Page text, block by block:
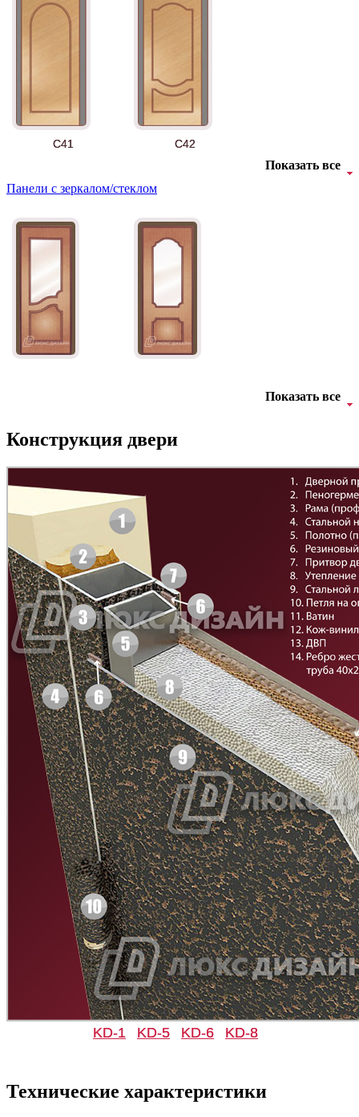
Б-35 3
БУК БАВАРИЯ
Д-11 СС Д-15 60
Д-33 Д-35 Н
Д-35 СС
C41 C42
C44
C47 C48
C49 C50
Показать все
Панели с зеркалом/стеклом
Показать все
Конструкция двери
KD-1 KD-5 KD-6 KD-8
Технические характеристики